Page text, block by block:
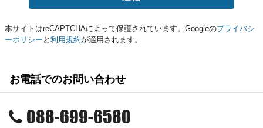
本サイトはreCAPTCHAによって保護されています。Googleのプライバシ
ーポリシー と 利用規約が適用されます。
お電話でのお問い合わせ
088-699-6580